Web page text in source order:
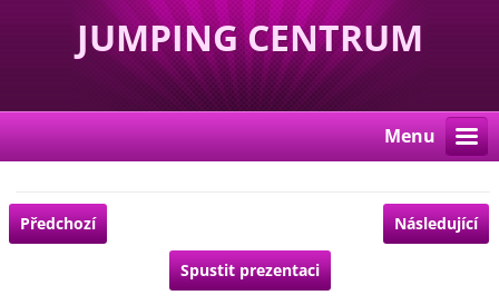
JUMPING CENTRUM
KRNOV
Menu
Předchozí Následující
Spustit prezentaci